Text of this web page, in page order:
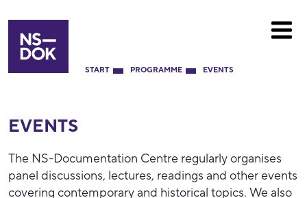
START PROGRAMME EVENTS
EVENTS
The NS-Documentation Centre regularly organises
panel discussions, lectures, readings and other events
covering contemporary and historical topics. We also